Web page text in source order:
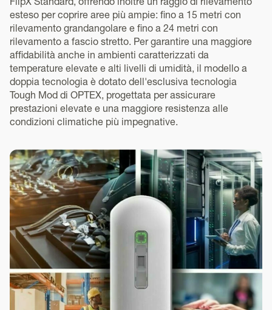
FlipX Standard, offrendo inoltre un raggio di rilevamento
esteso per coprire aree più ampie: fino a 15 metri con
rilevamento grandangolare e fino a 24 metri con
rilevamento a fascio stretto. Per garantire una maggiore
affidabilità anche in ambienti caratterizzati da
temperature elevate e alti livelli di umidità, il modello a
doppia tecnologia è dotato dell'esclusiva tecnologia
Tough Mod di OPTEX, progettata per assicurare
prestazioni elevate e una maggiore resistenza alle
condizioni climatiche più impegnative.